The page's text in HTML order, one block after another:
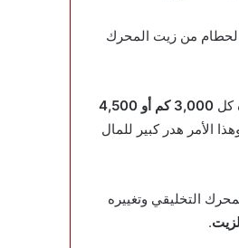
من زيت المحرك
كل
3,000 كم أو 4,500
الأمر هدر كبير للمال
التخليقي وتغييره
.